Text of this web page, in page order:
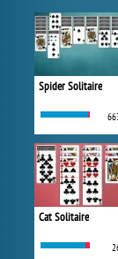
Spider Solitaire
Cat Solitaire